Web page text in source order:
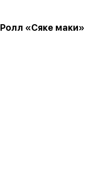
Ролл «Сяке маки»